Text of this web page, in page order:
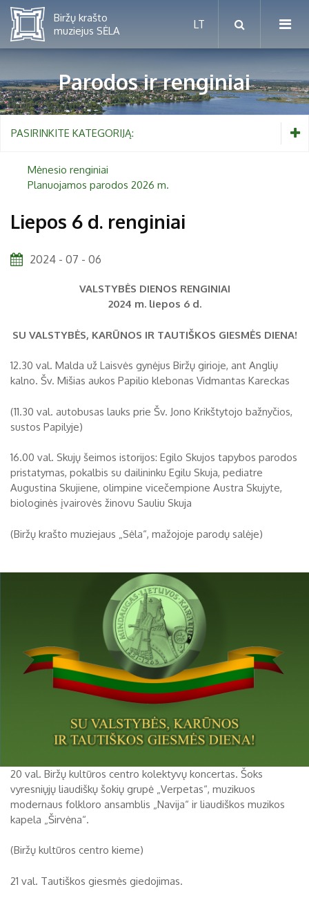
Mėnesio renginiai
Vaikams nuo 5 iki 10 metų
Šeimoms
Biržai ir Radvilos
Biržų tvirtovės arsenalas
Religijos
Biržai XIX a.
Biržai XX a.
RUGPJŪTIS
3
4 5 6 7 8
9
10
11 12 13 14 15
17
18 19 20
24
25 26 27 28 29
Parodos ir renginiai
PASIRINKITE KATEGORIJĄ:
Mėnesio renginiai
Planuojamos parodos 2026 m.
Liepos 6 d. renginiai
2024 - 07 - 06
VALSTYBĖS DIENOS RENGINIAI
2024 m. liepos 6 d.
SU VALSTYBĖS, KARŪNOS IR TAUTIŠKOS GIESMĖS DIENA!
12.30 val. Malda už Laisvės gynėjus Biržų girioje, ant Anglių
kalno. Šv. Mišias aukos Papilio klebonas Vidmantas Kareckas
(11.30 val. autobusas lauks prie Šv. Jono Krikštytojo bažnyčios,
sustos Papilyje)
16.00 val. Skujų šeimos istorijos: Egilo Skujos tapybos parodos
pristatymas, pokalbis su dailininku Egilu Skuja, pediatre
Augustina Skujiene, olimpine vicečempione Austra Skujyte,
biologinės įvairovės žinovu Sauliu Skuja
(Biržų krašto muziejaus „Sėla“, mažojoje parodų salėje)
20 val. Biržų kultūros centro kolektyvų koncertas. Šoks
vyresniųjų liaudiškų šokių grupė „Verpetas“, muzikuos
modernaus folkloro ansamblis „Navija“ ir liaudiškos muzikos
kapela „Širvėna“.
(Biržų kultūros centro kieme)
21 val. Tautiškos giesmės giedojimas.